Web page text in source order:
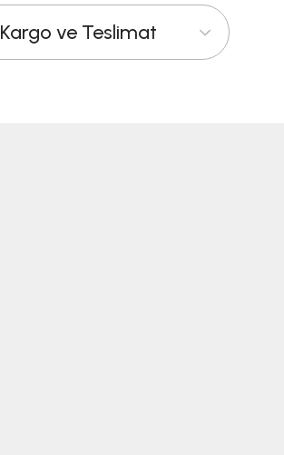
Kargo ve Teslimat